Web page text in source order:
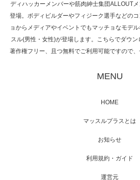
た（6/8放送）
映画「メカバース」
【TV】NHK BS「
ディハッカーメンバーや筋肉紳士集団ALLOUT
登場。ボディビルダーやフィジーク選手などの
ョからメディアやイベントでもマッチョなモデ
スル(男性・女性)が登場します。こちらでダウ
著作権フリー、且つ無料でご利用可能ですので、
MENU
HOME
マッスルプラスとは
お知らせ
利用規約・ガイド
運営元